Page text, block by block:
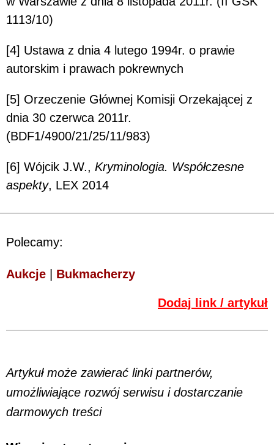
1113/10)
[4] Ustawa z dnia 4 lutego 1994r. o prawie
autorskim i prawach pokrewnych
[5] Orzeczenie Głównej Komisji Orzekającej z
dnia 30 czerwca 2011r.
(BDF1/4900/21/25/11/983)
[6] Wójcik J.W., Kryminologia. Współczesne
aspekty, LEX 2014
Polecamy:
Aukcje Bukmacherzy
Dodaj link / artykuł
Artykuł może zawierać linki partnerów,
umożliwiające rozwój serwisu i dostarczanie
darmowych treści